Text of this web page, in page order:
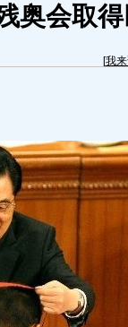
奥会取
[我